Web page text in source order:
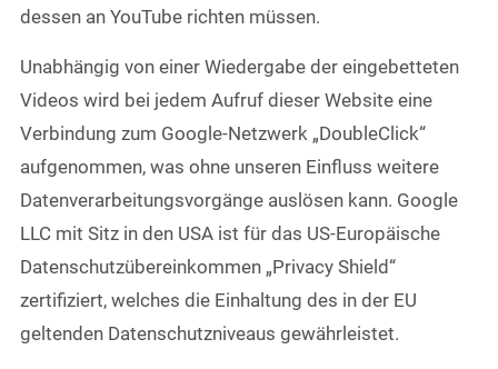
dessen an YouTube richten müssen.
Unabhängig von einer Wiedergabe der eingebetteten
Videos wird bei jedem Aufruf dieser Website eine
Verbindung zum Google-Netzwerk „DoubleClick“
aufgenommen, was ohne unseren Einfluss weitere
Datenverarbeitungsvorgänge auslösen kann. Google
LLC mit Sitz in den USA ist für das US-Europäische
Datenschutzübereinkommen „Privacy Shield“
zertifiziert, welches die Einhaltung des in der EU
geltenden Datenschutzniveaus gewährleistet.